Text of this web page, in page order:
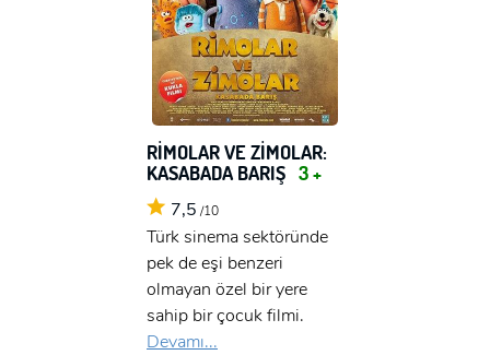
RİMOLAR VE ZİMOLAR:
KASABADA BARIŞ 3 +
7,5 /10
Türk sinema sektöründe
pek de eşi benzeri
olmayan özel bir yere
sahip bir çocuk filmi.
Devamı...